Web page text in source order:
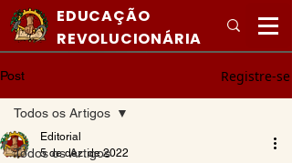
EDUCAÇÃO
REVOLUCIONÁRIA
Post Registre-se
Todos os Artigos
Todos os Artigos
Editorial
5 de dez. de 2022